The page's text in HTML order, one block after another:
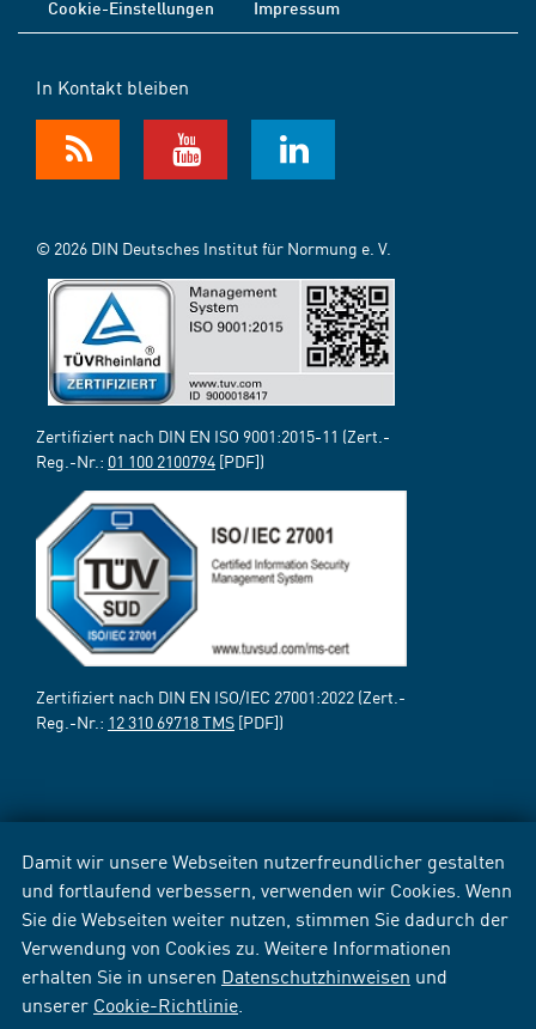
Damit wir unsere Webseiten nutzerfreundlicher gestalten
und fortlaufend verbessern, verwenden wir Cookies. Wenn
Sie die Webseiten weiter nutzen, stimmen Sie dadurch der
Verwendung von Cookies zu. Weitere Informationen
erhalten Sie in unseren Datenschutzhinweisen und
unserer Cookie-Richtlinie
Cookie-Einstellungen
Impressum
In Kontakt bleiben
© 2026 DIN Deutsches Institut für Normung e. V.
Zertifiziert nach DIN EN ISO 9001:2015-11 (Zert.-
Reg.-Nr.: 01 100 2100794 [PDF])
Zertifiziert nach DIN EN ISO/IEC 27001:2022 (Zert.-
Reg.-Nr.: 12 310 69718 TMS [PDF])